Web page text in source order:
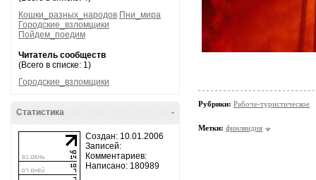
Кошки_разных_народов Пни_мира
Городские_взломщики
Пойдем_поедим
Читатель сообществ
(Всего в списке: 1)
Городские_взломщики
-
Статистика
Создан: 10.01.2006
Записей:
Комментариев:
Написано: 180989
Рубрики: Рабоче-туристическое
Метки: финляндия